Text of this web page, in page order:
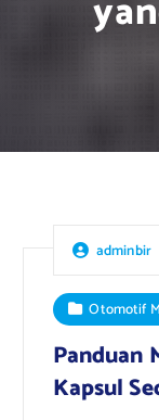
adminbir
Otomotif
Panduan
Kapsul